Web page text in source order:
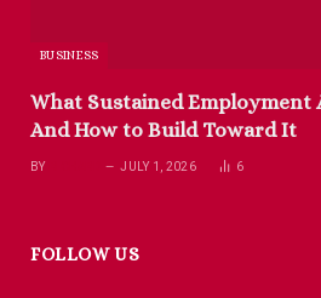
BUSINESS
What Sustained Employment
And How to Build Toward It
BY JULY 1, 2026 6
FOLLOW US